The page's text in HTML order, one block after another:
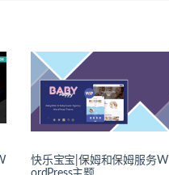
快乐宝宝|保姆和保姆服务W